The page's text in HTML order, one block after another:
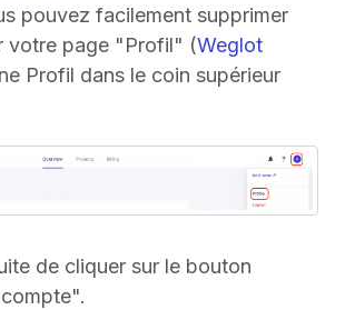
pouvez facilement supprimer
votre page "Profil" (Weglot
Profil dans le coin supérieur
de cliquer sur le bouton